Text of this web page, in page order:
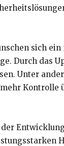
sich
Durch das
Unter
Kontrolle